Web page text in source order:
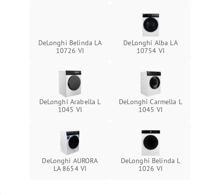
DeLonghi Belinda LA
10726 VI
DeLonghi Alba LA
10754 VI
DeLonghi Arabella L
1045 VI
DeLonghi Carmella L
1045 VI
DeLonghi AURORA
LA 8654 VI
DeLonghi Belinda L
1026 VI